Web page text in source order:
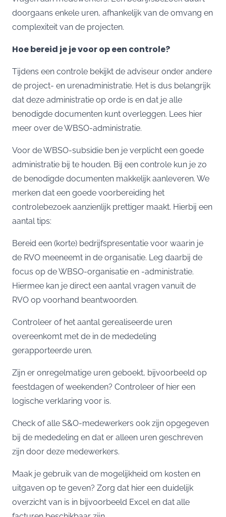
doorgaans enkele uren, afhankelijk van de omvang en
complexiteit van de projecten.
Hoe bereid je je voor op een controle?
Tijdens een controle bekijkt de adviseur onder andere
de project- en urenadministratie. Het is dus belangrijk
dat deze administratie op orde is en dat je alle
benodigde documenten kunt overleggen. Lees hier
meer over de WBSO-administratie.
Voor de WBSO-subsidie ben je verplicht een goede
administratie bij te houden. Bij een controle kun je zo
de benodigde documenten makkelijk aanleveren. We
merken dat een goede voorbereiding het
controlebezoek aanzienlijk prettiger maakt. Hierbij een
aantal tips:
Bereid een (korte) bedrijfspresentatie voor waarin je
de RVO meeneemt in de organisatie. Leg daarbij de
focus op de WBSO-organisatie en -administratie.
Hiermee kan je direct een aantal vragen vanuit de
RVO op voorhand beantwoorden.
Controleer of het aantal gerealiseerde uren
overeenkomt met de in de mededeling
gerapporteerde uren.
Zijn er onregelmatige uren geboekt, bijvoorbeeld op
feestdagen of weekenden? Controleer of hier een
logische verklaring voor is.
Check of alle S&O-medewerkers ook zijn opgegeven
bij de mededeling en dat er alleen uren geschreven
zijn door deze medewerkers.
Maak je gebruik van de mogelijkheid om kosten en
uitgaven op te geven? Zorg dat hier een duidelijk
overzicht van is in bijvoorbeeld Excel en dat alle